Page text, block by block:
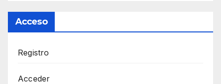
Acceso
Registro
Acceder